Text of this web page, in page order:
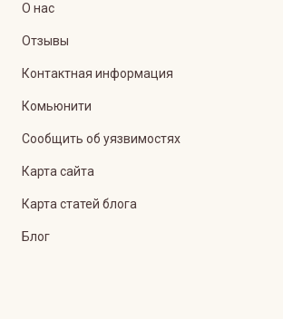
О нас
Отзывы
Контактная информация
Комьюнити
Сообщить об уязвимостях
Карта сайта
Карта статей блога
Блог